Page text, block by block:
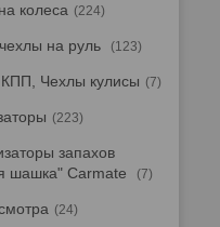
колеса 224
на руль 123
КПП, Чехлы кулисы 7
223
запахов
шашка" Carmate
7
24